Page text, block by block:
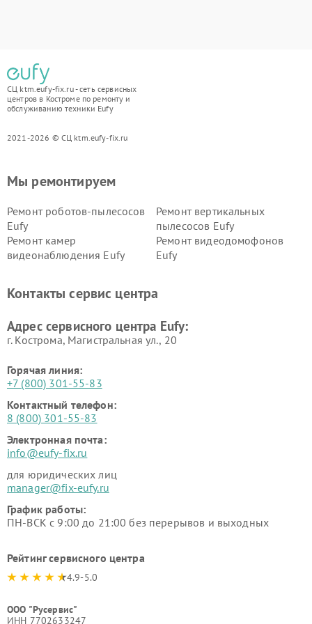
СЦ ktm.eufy-fix.ru - сеть сервисных
центров в Костроме по ремонту и
обслуживанию техники Eufy
2021-2026 © СЦ ktm.eufy-fix.ru
Мы ремонтируем
Ремонт роботов-пылесосов
Eufy
Ремонт вертикальных
пылесосов Eufy
Ремонт камер
видеонаблюдения Eufy
Ремонт видеодомофонов
Eufy
Контакты сервис центра
Адрес сервисного центра Eufy:
г. Кострома, Магистральная ул., 20
Горячая линия:
+7 (800) 301-55-83
Контактный телефон:
8 (800) 301-55-83
Электронная почта:
info@eufy-fix.ru
для юридических лиц
manager@fix-eufy.ru
График работы:
ПН-ВСК с 9:00 до 21:00 без перерывов и выходных
Рейтинг сервисного центра
4.9-5.0
ООО "Русервис"
ИНН 7702633247